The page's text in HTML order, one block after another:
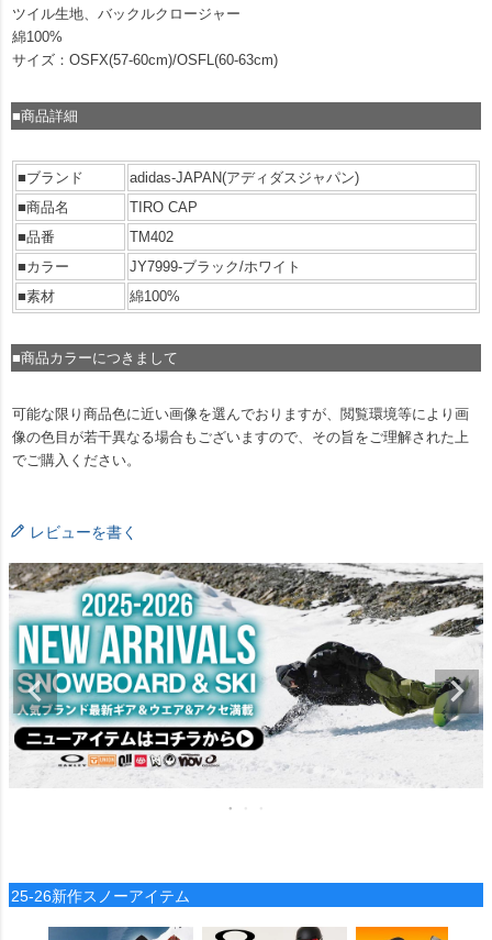
ツイル生地、バックルクロージャー
綿100%
サイズ：OSFX(57-60cm)/OSFL(60-63cm)
■商品詳細
■ブランド
adidas-JAPAN(アディダスジャパン)
■商品名
TIRO CAP
■品番
TM402
■カラー
JY7999-ブラック/ホワイト
■素材
綿100%
■商品カラーにつきまして
可能な限り商品色に近い画像を選んでおりますが、閲覧環境等により画
像の色目が若干異なる場合もございますので、その旨をご理解された上
でご購入ください。
レビューを書く
25-26新作スノーアイテム